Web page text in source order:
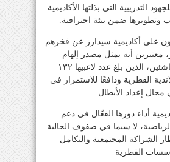
التدريبية التي بذلتها الأكاديمية
وتطويرها ضمن بيئة احترافية.
على أكاديمية سيدارز عن فخرهم
معتبرين أنه يمثل مصدر إلهام
لباقي اللاعبين الناشئين، الذين بلغ عدد لاعبيها ١٣٢
القطرية ودافعًا للاستمرار في
إعداد الأبطال.
أداء دورها الفعّال في دعم
لا سيما في صفوف الجالية
الشراكة المجتمعية والتكامل
القطرية